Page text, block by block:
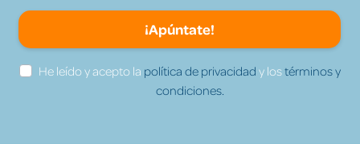
¡Apúntate!
He leído y acepto la política de privacidad y lostérminos y
condiciones.